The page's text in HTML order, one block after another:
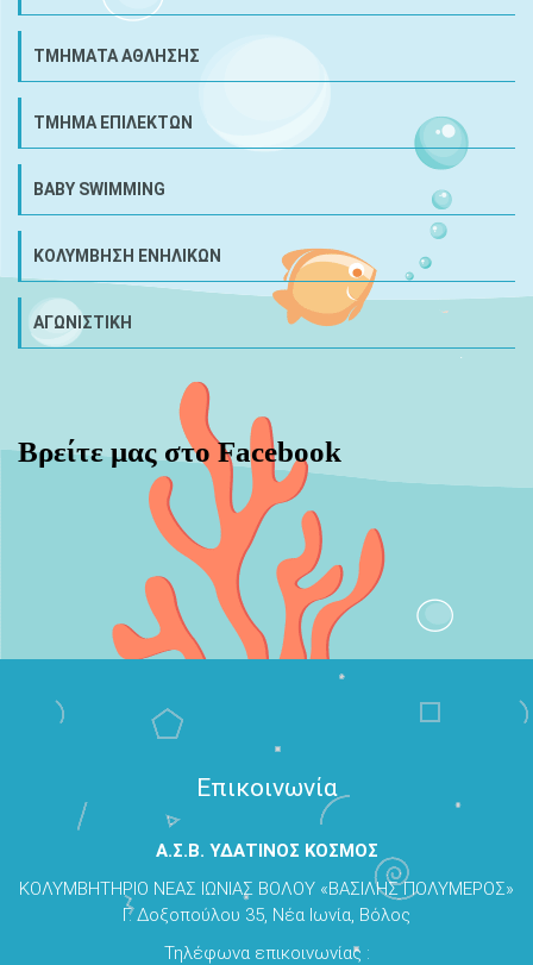
ΤΜΗΜΑΤΑ ΑΘΛΗΣΗΣ
ΤΜΗΜΑ ΕΠΙΛΕΚΤΩΝ
BABY SWIMMING
ΚΟΛΥΜΒΗΣΗ ΕΝΗΛΙΚΩΝ
ΑΓΩΝΙΣΤΙΚΗ
Βρείτε μας στο Facebook
Επικοινωνία
Α.Σ.Β. ΥΔΑΤΙΝΟΣ ΚΟΣΜΟΣ
ΚΟΛΥΜΒΗΤΗΡΙΟ ΝΕΑΣ ΙΩΝΙΑΣ ΒΟΛΟΥ «ΒΑΣΙΛΗΣ ΠΟΛΥΜΕΡΟΣ»
Γ. Δοξοπούλου 35, Νέα Ιωνία, Βόλος
Τηλέφωνα επικοινωνίας :